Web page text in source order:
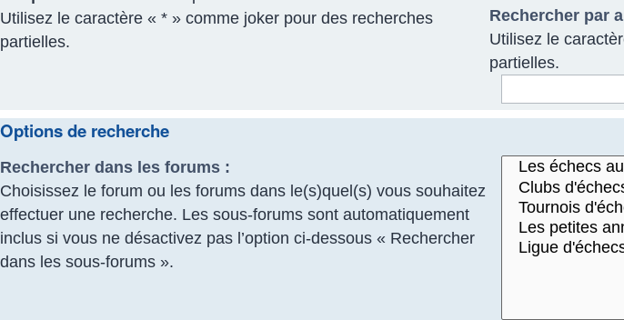
Utilisez le caractère « * » comme joker pour des recherches
partielles.
Rechercher par
Utilisez le
partielles.
Options de recherche
Rechercher dans les forums :
Choisissez le forum ou les forums dans le(s)quel(s) vous souhaitez
effectuer une recherche. Les sous-forums sont automatiquement
inclus si vous ne désactivez pas l’option ci-dessous « Rechercher
dans les sous-forums ».